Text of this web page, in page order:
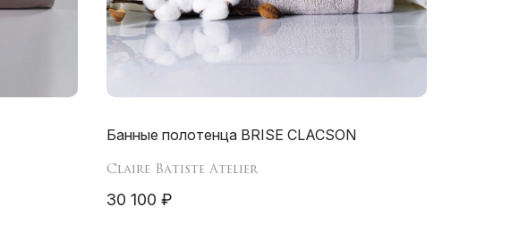
Банные полотенца BRISE CLACSON
Claire Batiste Atelier
30 100 ₽